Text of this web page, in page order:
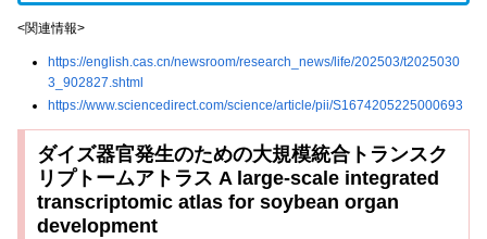
<関連情報>
https://english.cas.cn/newsroom/research_news/life/202503/t2025030
3_902827.shtml
https://www.sciencedirect.com/science/article/pii/S1674205225000693
ダイズ器官発生のための大規模統合トランスク
リプトームアトラス A large-scale integrated
transcriptomic atlas for soybean organ
development